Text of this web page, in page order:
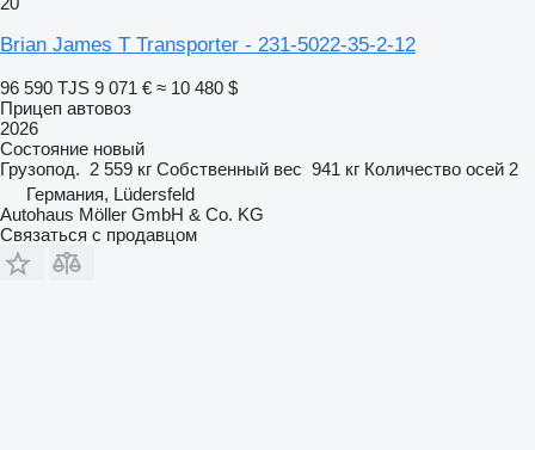
Brian James T Transporter - 231‐5022‐35‐2‐12
96 590 TJS 9 071 € ≈ 10 480 $
Прицеп автовоз
2026
Состояние новый
Грузопод. 2 559 кг Собственный вес 941 кг Количество осей 2
Германия, Lüdersfeld
Autohaus Möller GmbH & Co. KG
Связаться с продавцом